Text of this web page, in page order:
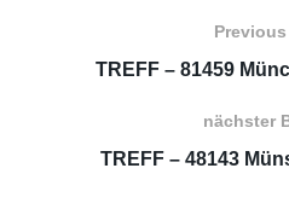
TREFF – 81459
nächster
TREFF – 48143